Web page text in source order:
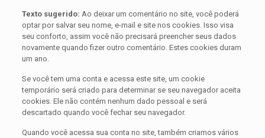
Texto sugerido: Ao deixar um comentário no site, você poderá
optar por salvar seu nome, e-mail e site nos cookies. Isso visa
seu conforto, assim você não precisará preencher seus dados
novamente quando fizer outro comentário. Estes cookies duram
um ano.
Se você tem uma conta e acessa este site, um cookie
temporário será criado para determinar se seu navegador aceita
cookies. Ele não contém nenhum dado pessoal e será
descartado quando você fechar seu navegador.
Quando você acessa sua conta no site, também criamos vários